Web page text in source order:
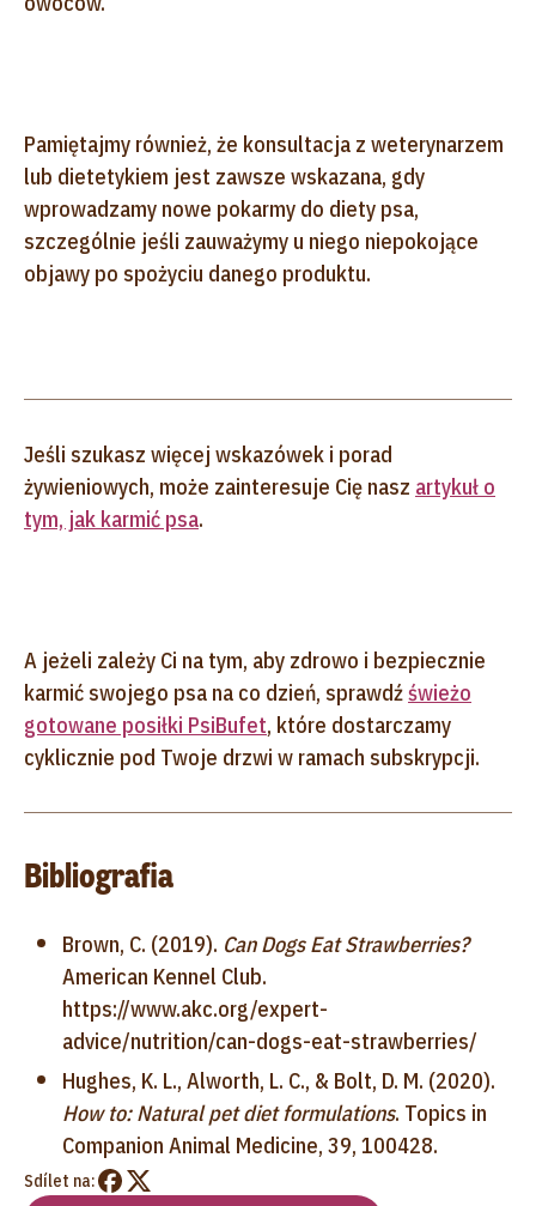
Pamiętajmy również, że konsultacja z weterynarzem
lub dietetykiem jest zawsze wskazana, gdy
wprowadzamy nowe pokarmy do diety psa,
szczególnie jeśli zauważymy u niego niepokojące
objawy po spożyciu danego produktu.
Jeśli szukasz więcej wskazówek i porad
żywieniowych, może zainteresuje Cię nasz artykuł o
tym, jak karmić psa.
A jeżeli zależy Ci na tym, aby zdrowo i bezpiecznie
karmić swojego psa na co dzień, sprawdźświeżo
gotowane posiłki PsiBufet, które dostarczamy
cyklicznie pod Twoje drzwi w ramach subskrypcji.
Bibliografia
Brown, C. (2019). Can Dogs Eat Strawberries?
American Kennel Club.
https://www.akc.org/expert-
advice/nutrition/can-dogs-eat-strawberries/
Hughes, K. L., Alworth, L. C., & Bolt, D. M. (2020).
How to: Natural pet diet formulations. Topics in
Companion Animal Medicine, 39, 100428.
Sdílet na: